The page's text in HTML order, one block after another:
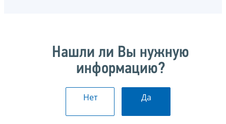
Нашли ли Вы нужную
информацию?
Нет Да